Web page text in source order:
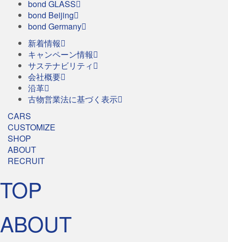
bond GLASS
bond Beijing
bond Germany
新着情報
キャンペーン情報
サステナビリティ
会社概要
沿革
古物営業法に基づく表示
CARS
CUSTOMIZE
SHOP
ABOUT
RECRUIT
TOP
ABOUT